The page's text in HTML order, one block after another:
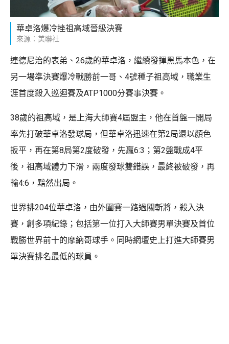
華卓洛爆冷挫祖高域晉級決賽
來源：美聯社
連德尼治的表弟、26歲的華卓洛，繼續發揮黑馬本色，在
另一場準決賽爆冷戰勝前一哥、4號種子祖高域，職業生
涯首度殺入巡迴賽及ATP1000分賽事決賽。
38歲的祖高域，是上海大師賽4屆盟主，他在首盤一開局
率先打破華卓洛發球局，但華卓洛迅速在第2局還以顏色
扳平，再在第8局第2度破發，先贏6:3；第2盤戰成4平
後，祖高域體力下滑，兩度發球雙錯誤，最終被破發，再
輸4:6，黯然出局。
世界排204位華卓洛，由外圍賽一路過關斬將，殺入決
賽，創多項紀錄；包括第一位打入大師賽男單決賽及首位
戰勝世界前十的摩納哥球手。同時網壇史上打進大師賽男
單決賽排名最低的球員。